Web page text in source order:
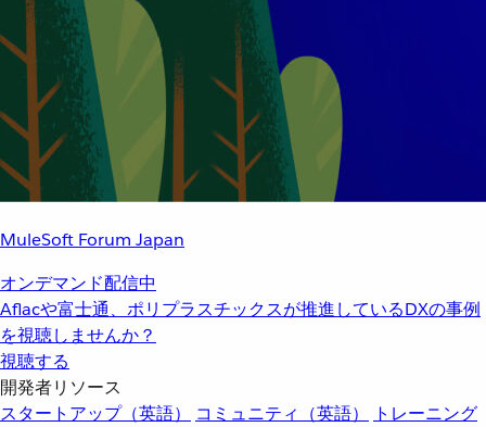
MuleSoft Forum Japan
オンデマンド配信中
Aflacや富士通、ポリプラスチックスが推進しているDXの事例
を視聴しませんか？
視聴する
開発者リソース
スタートアップ（英語）
コミュニティ（英語）
トレーニング